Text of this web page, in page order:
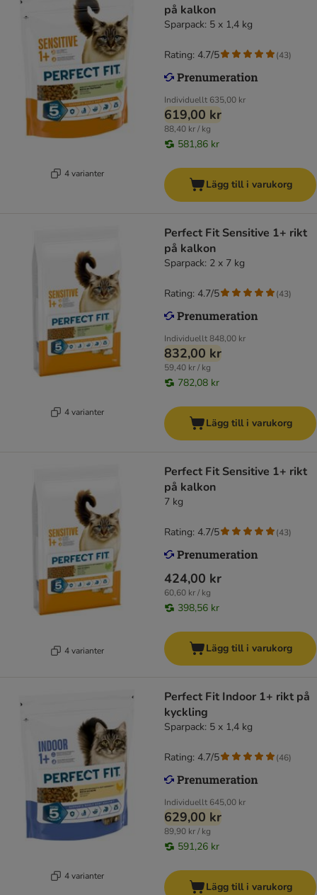
4 varianter
på kalkon
Sparpack: 5 x 1,4 kg
Individuellt 635,00 kr
619,00 kr
88,40 kr / kg
581,86 kr
Rating: 4.7/5 (43)
Lägg till i varukorg
4 varianter
Perfect Fit Sensitive 1+ rikt
på kalkon
Sparpack: 2 x 7 kg
Individuellt848,00 kr
832,00 kr
59,40 kr / kg
782,08 kr
Rating: 4.7/5 (43)
Lägg till i varukorg
4 varianter
Perfect Fit Sensitive 1+ rikt
på kalkon
7 kg
424,00 kr
60,60 kr / kg
398,56 kr
Rating: 4.7/5 (43)
Lägg till i varukorg
4 varianter
Perfect Fit Indoor 1+ rikt på
kyckling
Sparpack: 5 x 1,4 kg
Individuellt 645,00 kr
629,00 kr
89,90 kr / kg
591,26 kr
Rating: 4.7/5 (46)
Lägg till i varukorg